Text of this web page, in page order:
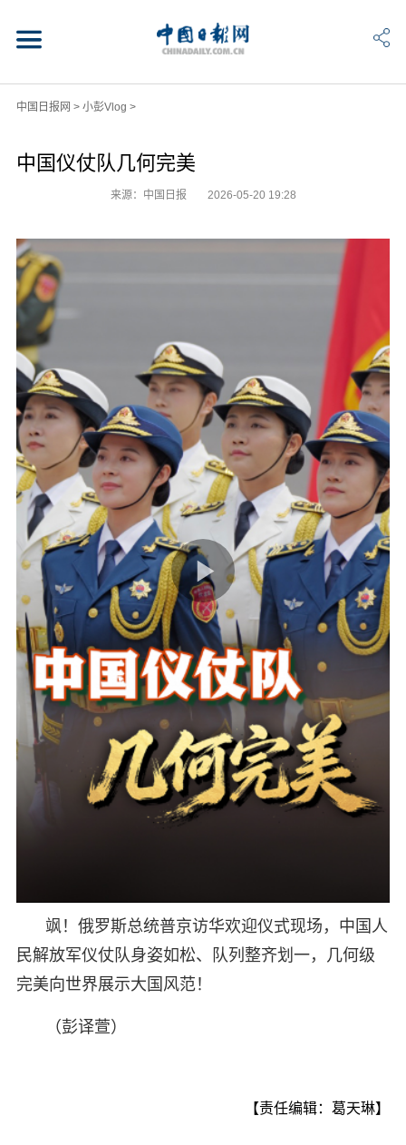
中国日报网 > 小彭Vlog >
中国仪仗队几何完美
来源：中国日报 2026-05-20 19:28
飒！俄罗斯总统普京访华欢迎仪式现场，中国人
民解放军仪仗队身姿如松、队列整齐划一，几何级
完美向世界展示大国风范！
（彭译萱）
【责任编辑：葛天琳】